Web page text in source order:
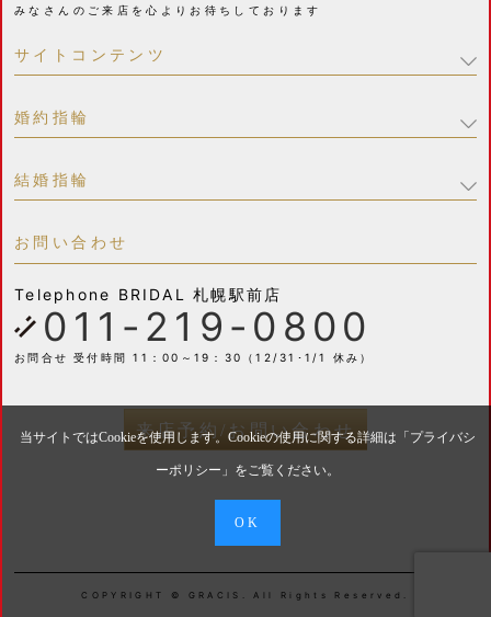
みなさんのご来店を心よりお待ちしております
サイトコンテンツ
婚約指輪
結婚指輪
お問い合わせ
Telephone BRIDAL 札幌駅前店
011-219-0800
お問合せ 受付時間 11：00～19：30（12/31･1/1 休み）
来店予約/お問い合わせ
COPYRIGHT © GRACIS. All Rights Reserved.
当サイトではCookieを使用します。Cookieの使用に関する詳細は「 プライバシ
ーポリシー 」をご覧ください。
OK